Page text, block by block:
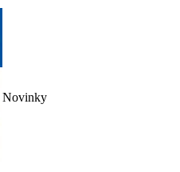
Novinky